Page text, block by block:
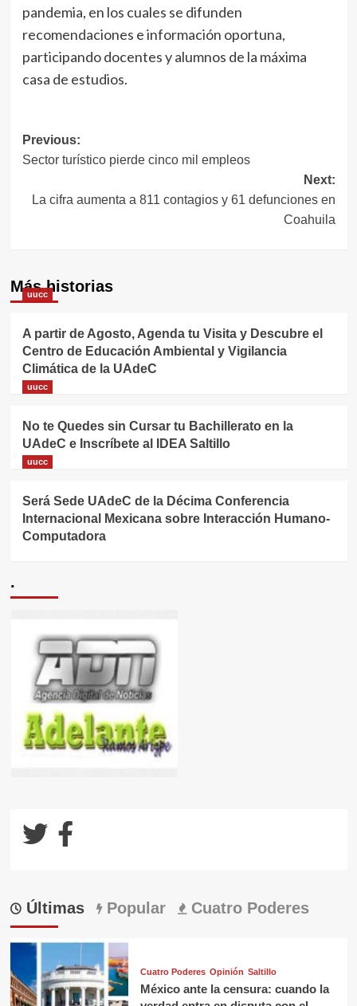
pandemia, en los cuales se difunden
recomendaciones e información oportuna,
participando docentes y alumnos de la máxima
casa de estudios.
Navegación
de
entradas
Previous:
Sector turístico pierde cinco mil empleos
Next:
La cifra aumenta a 811 contagios y 61 defunciones en
Coahuila
Más historias
uucc
A partir de Agosto, Agenda tu Visita y Descubre el
Centro de Educación Ambiental y Vigilancia
Climática de la UAdeC
uucc
No te Quedes sin Cursar tu Bachillerato en la
UAdeC e Inscríbete al IDEA Saltillo
uucc
Será Sede UAdeC de la Décima Conferencia
Internacional Mexicana sobre Interacción Humano-
Computadora
.
Últimas Popular Cuatro Poderes
Cuatro Poderes Opinión Saltillo
México ante la censura: cuando la